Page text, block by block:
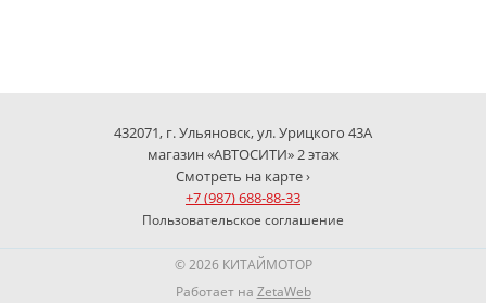
432071, г. Ульяновск, ул. Урицкого 43А
магазин «АВТОСИТИ» 2 этаж
Смотреть на карте ›
+7 (987) 688-88-33
Пользовательское соглашение
© 2026 КИТАЙМОТОР
Работает на ZetaWeb